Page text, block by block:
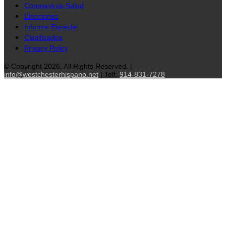
Coronavirus-Salud
Elecciones
Informe Especial
Clasificados
Privacy Policy
© Copyright 2026, All Rights Reserved. |
info@westchesterhispano.net | Telf. 914-831-7278